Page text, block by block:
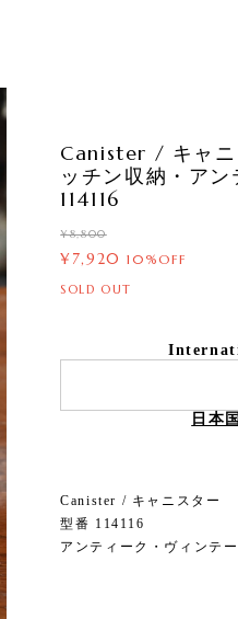
Canister / キャニ
ッチン収納・アン
114116
¥8,800
¥7,920 10%OFF
SOLD OUT
日本
Canister / キャニスター
型番 114116
アンティーク・ヴィンテ